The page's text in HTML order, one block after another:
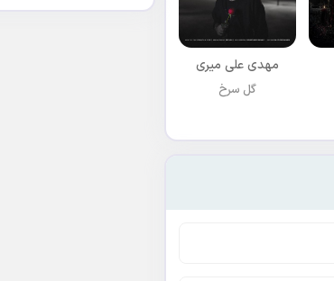
مهدی علی میری
گل سرخ